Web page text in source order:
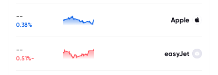
Apple
--
0.38%
easyJet
--
-0.51%